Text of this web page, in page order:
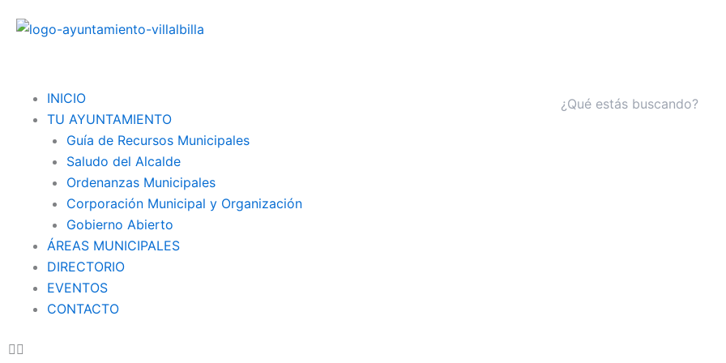
INICIO
TU AYUNTAMIENTO
Guía de Recursos Municipales
Saludo del Alcalde
Ordenanzas Municipales
Corporación Municipal y Organización
Gobierno Abierto
ÁREAS MUNICIPALES
DIRECTORIO
EVENTOS
CONTACTO
Menu